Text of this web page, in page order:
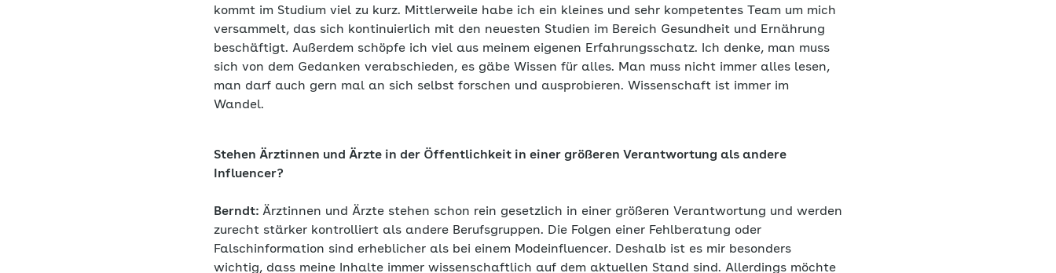
kommt im Studium viel zu kurz. Mittlerweile habe ich ein kleines und sehr kompetentes Team um mich
versammelt, das sich kontinuierlich mit den neuesten Studien im Bereich Gesundheit und Ernährung
beschäftigt. Außerdem schöpfe ich viel aus meinem eigenen Erfahrungsschatz. Ich denke, man muss
sich von dem Gedanken verabschieden, es gäbe Wissen für alles. Man muss nicht immer alles lesen,
man darf auch gern mal an sich selbst forschen und ausprobieren. Wissenschaft ist immer im
Wandel.
Stehen Ärztinnen und Ärzte in der Öffentlichkeit in einer größeren Verantwortung als andere
Influencer?
Berndt: Ärztinnen und Ärzte stehen schon rein gesetzlich in einer größeren Verantwortung und werden
zurecht stärker kontrolliert als andere Berufsgruppen. Die Folgen einer Fehlberatung oder
Falschinformation sind erheblicher als bei einem Modeinfluencer. Deshalb ist es mir besonders
wichtig, dass meine Inhalte immer wissenschaftlich auf dem aktuellen Stand sind. Allerdings möchte